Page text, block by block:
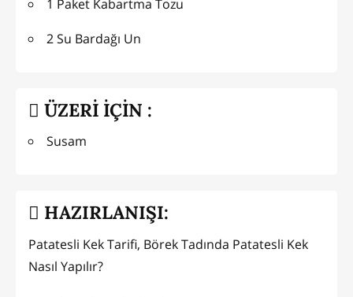
1 Paket Kabartma Tozu
2 Su Bardağı Un
ÜZERİ İÇİN :
Susam
HAZIRLANIŞI:
Patatesli Kek Tarifi, Börek Tadında Patatesli Kek
Nasıl Yapılır?